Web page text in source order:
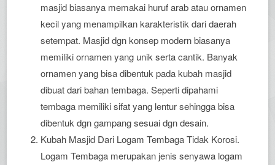
masjid biasanya memakai huruf arab atau ornamen
kecil yang menampilkan karakteristik dari daerah
setempat. Masjid dgn konsep modern biasanya
memiliki ornamen yang unik serta cantik. Banyak
ornamen yang bisa dibentuk pada kubah masjid
dibuat dari bahan tembaga. Seperti dipahami
tembaga memiliki sifat yang lentur sehingga bisa
dibentuk dgn gampang sesuai dgn desain.
Kubah Masjid Dari Logam Tembaga Tidak Korosi.
Logam Tembaga merupakan jenis senyawa logam